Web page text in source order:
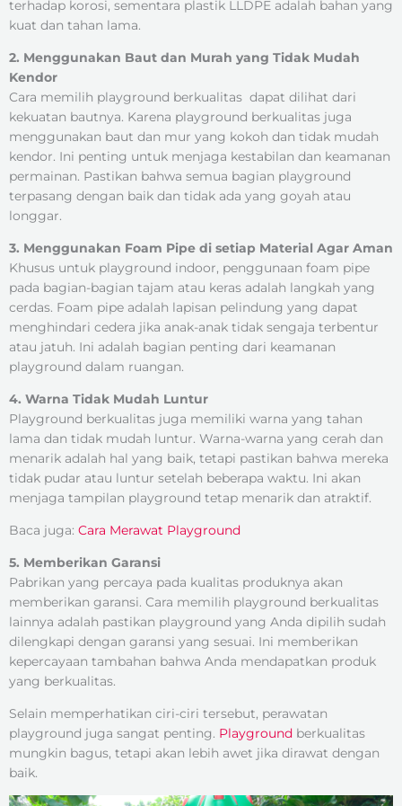
terhadap korosi, sementara plastik LLDPE adalah bahan yang
kuat dan tahan lama.
2. Menggunakan Baut dan Murah yang Tidak Mudah
Kendor
Cara memilih playground berkualitas dapat dilihat dari
kekuatan bautnya. Karena playground berkualitas juga
menggunakan baut dan mur yang kokoh dan tidak mudah
kendor. Ini penting untuk menjaga kestabilan dan keamanan
permainan. Pastikan bahwa semua bagian playground
terpasang dengan baik dan tidak ada yang goyah atau
longgar.
3. Menggunakan Foam Pipe di setiap Material Agar Aman
Khusus untuk playground indoor, penggunaan foam pipe
pada bagian-bagian tajam atau keras adalah langkah yang
cerdas. Foam pipe adalah lapisan pelindung yang dapat
menghindari cedera jika anak-anak tidak sengaja terbentur
atau jatuh. Ini adalah bagian penting dari keamanan
playground dalam ruangan.
4. Warna Tidak Mudah Luntur
Playground berkualitas juga memiliki warna yang tahan
lama dan tidak mudah luntur. Warna-warna yang cerah dan
menarik adalah hal yang baik, tetapi pastikan bahwa mereka
tidak pudar atau luntur setelah beberapa waktu. Ini akan
menjaga tampilan playground tetap menarik dan atraktif.
Baca juga: Cara Merawat Playground
5. Memberikan Garansi
Pabrikan yang percaya pada kualitas produknya akan
memberikan garansi. Cara memilih playground berkualitas
lainnya adalah pastikan playground yang Anda dipilih sudah
dilengkapi dengan garansi yang sesuai. Ini memberikan
kepercayaan tambahan bahwa Anda mendapatkan produk
yang berkualitas.
Selain memperhatikan ciri-ciri tersebut, perawatan
playground juga sangat penting. Playground berkualitas
mungkin bagus, tetapi akan lebih awet jika dirawat dengan
baik.